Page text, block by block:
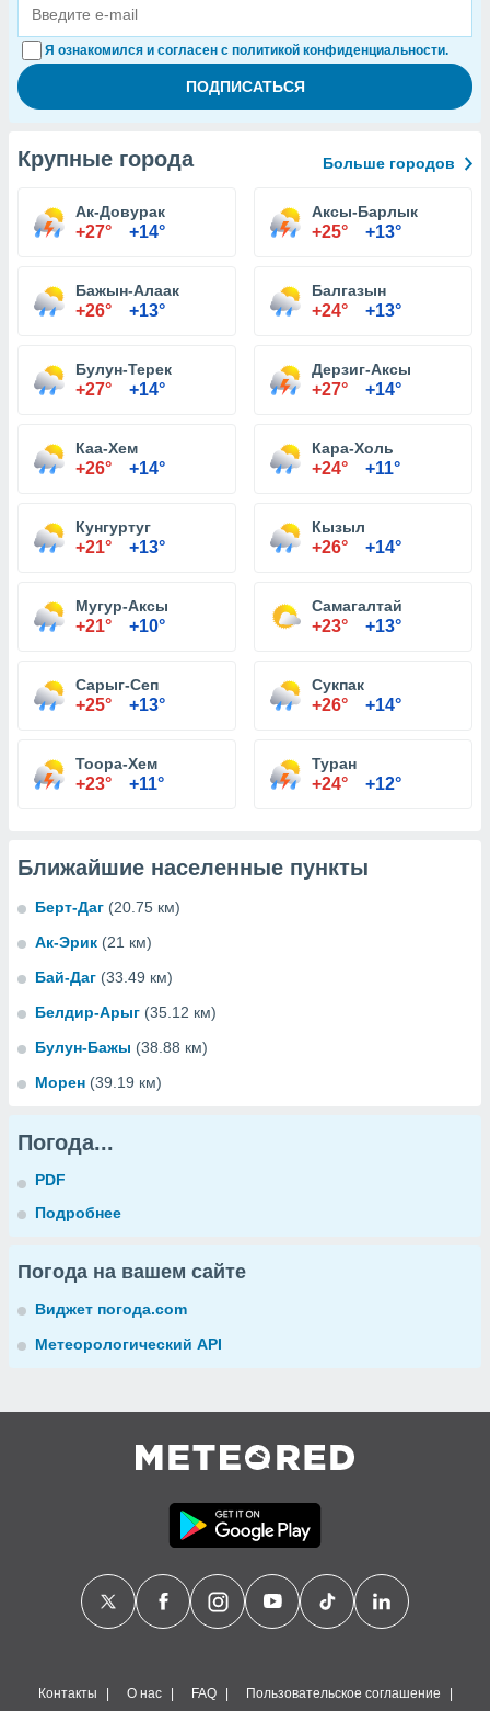
Я ознакомился и согласен с политикой конфиденциальности.
Крупные города Больше городов
Ак-Довурак
+27° +14°
Аксы-Барлык
+25° +13°
Бажын-Алаак
+26° +13°
Балгазын
+24° +13°
Булун-Терек
+27° +14°
Дерзиг-Аксы
+27° +14°
Каа-Хем
+26° +14°
Кара-Холь
+24° +11°
Кунгуртуг
+21° +13°
Кызыл
+26° +14°
Мугур-Аксы
+21° +10°
Самагалтай
+23° +13°
Сарыг-Сеп
+25° +13°
Сукпак
+26° +14°
Тоора-Хем
+23° +11°
Туран
+24° +12°
Ближайшие населенные пункты
Берт-Даг (20.75 км)
Ак-Эрик (21 км)
Бай-Даг (33.49 км)
Белдир-Арыг (35.12 км)
Булун-Бажы (38.88 км)
Морен (39.19 км)
Погода...
PDF
Подробнее
Погода на вашем сайте
Виджет погода.com
Метеорологический API
Контакты О нас FAQ Пользовательское соглашение